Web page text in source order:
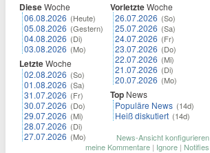
DieseWoche
06.08.2026 (Heute)
05.08.2026 (Gestern)
04.08.2026 (Di)
03.08.2026 (Mo)
LetzteWoche
02.08.2026 (So)
01.08.2026 (Sa)
31.07.2026 (Fr)
30.07.2026 (Do)
29.07.2026 (Mi)
28.07.2026 (Di)
27.07.2026 (Mo)
VorletzteWoche
26.07.2026 (So)
25.07.2026 (Sa)
24.07.2026 (Fr)
23.07.2026 (Do)
22.07.2026 (Mi)
21.07.2026 (Di)
20.07.2026 (Mo)
Top News
Populäre News (14d)
Heiß diskutiert (14d)
News-Ansicht konfigurieren
meine Kommentare | Ignore | Notifies